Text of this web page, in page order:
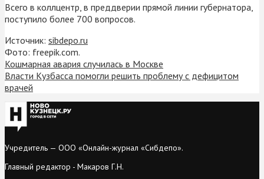
Всего в коллцентр, в преддверии прямой линии губернатора,
поступило более 700 вопросов.
Источник: sibdepo.ru
Фото: freepik.com.
Кошмарная авария случилась в Москве
Власти Кузбасса помогли решить проблему с дефицитом
врачей
Учредитель — ООО «Онлайн-журнал «Сибдепо».
Главный редактор - Макаров Г.Н.